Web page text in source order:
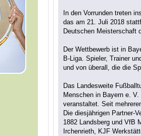
In den Vorrunden treten
das am 21. Juli 2018
Deutschen Meisterschaft
Der Wettbewerb ist in
B-Liga. Spieler, Trainer
und von überall, die die
Das Landesweite
Menschen in Bayern e.
veranstaltet. Seit
Die diesjährigen Partner-
1882 Landsberg und VfB
Irchenrieth, KJF